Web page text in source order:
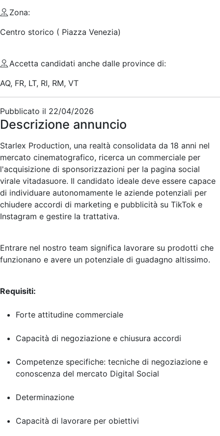
Zona:
Centro storico ( Piazza Venezia)
Accetta candidati anche dalle province di:
AQ, FR, LT, RI, RM, VT
Pubblicato il 22/04/2026
Descrizione annuncio
Starlex Production, una realtà consolidata da 18 anni nel
mercato cinematografico, ricerca un commerciale per
l'acquisizione di sponsorizzazioni per la pagina social
virale vitadasuore. Il candidato ideale deve essere capace
di individuare autonomamente le aziende potenziali per
chiudere accordi di marketing e pubblicità su TikTok e
Instagram e gestire la trattativa.
Entrare nel nostro team significa lavorare su prodotti che
funzionano e avere un potenziale di guadagno altissimo.
Requisiti:
Forte attitudine commerciale
Capacità di negoziazione e chiusura accordi
Competenze specifiche: tecniche di negoziazione e
conoscenza del mercato Digital Social
Determinazione
Capacità di lavorare per obiettivi